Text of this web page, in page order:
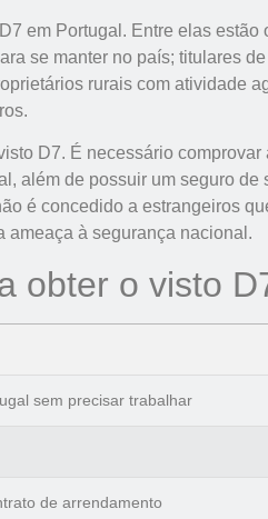
em Portugal. Entre elas estão
se manter no país; titulares
rurais com atividade
D7. É necessário comprovar
além de possuir um seguro de
é concedido a estrangeiros
ameaça à segurança nacional.
obter o visto
sem precisar trabalhar
de arrendamento